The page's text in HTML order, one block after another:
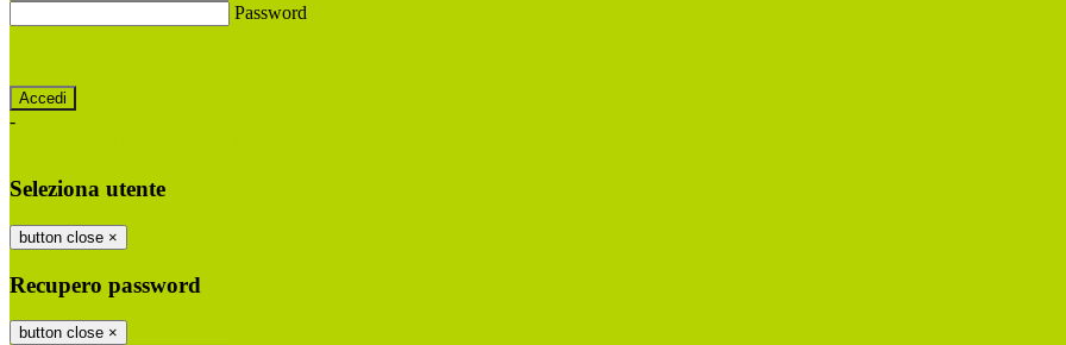
Password
-
Seleziona utente
button close ×
Recupero password
button close ×